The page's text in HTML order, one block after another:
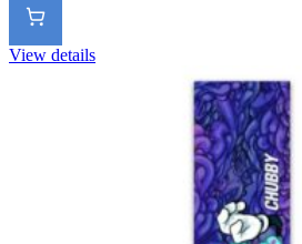
View details